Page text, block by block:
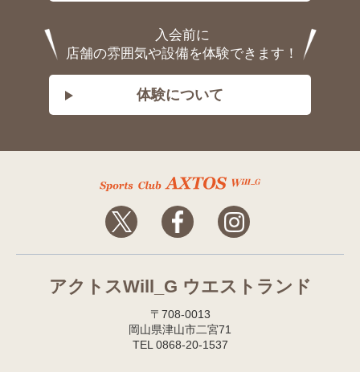
入会前に
店舗の雰囲気や設備を体験できます！
体験について
アクトスWill_G ウエストランド
〒708-0013
岡山県津山市二宮71
TEL 0868-20-1537